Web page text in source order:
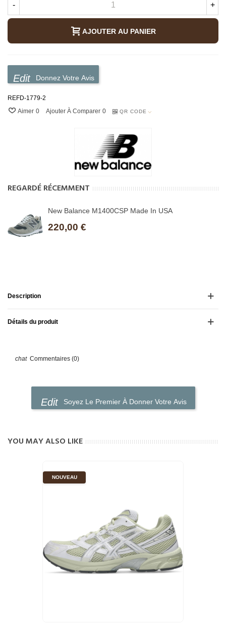
- +
AJOUTER AU PANIER
Donnez Votre Avis
REFD-1779-2
Aimer 0 Ajouter À Comparer 0 QR CODE
REGARDÉ RÉCEMMENT
New Balance M1400CSP Made In USA
220,00 €
Description
Détails du produit
Commentaires (0)
Soyez Le Premier À Donner Votre Avis
YOU MAY ALSO LIKE
NOUVEAU